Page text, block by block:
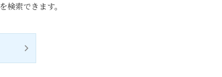
索できます。